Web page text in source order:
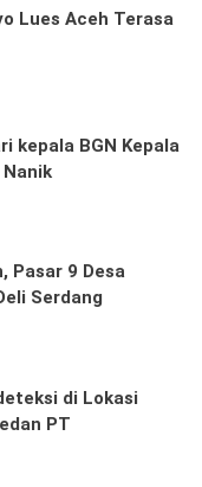
Lues Aceh Terasa
kepala BGN Kepala
Nanik
Pasar 9 Desa
Serdang
di Lokasi
PT